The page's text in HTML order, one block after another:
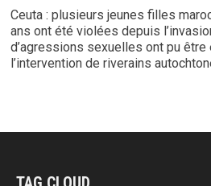
Ceuta : plusieurs jeunes filles
ans ont été violées depuis
d’agressions sexuelles ont pu
l’intervention de riverains